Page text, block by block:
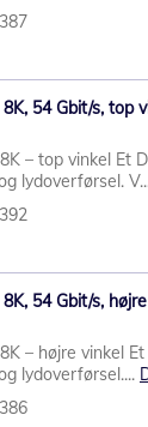
54 Gbit/s, top
– top vinkel Et
lydoverførsel.
54 Gbit/s,
– højre vinkel
lydoverførsel....